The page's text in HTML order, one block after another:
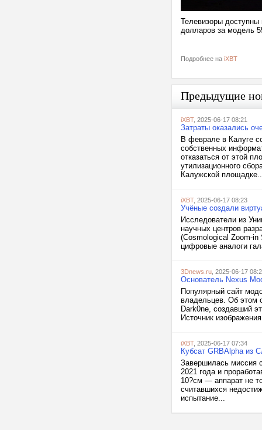
Телевизоры доступны
долларов за модель
Подробнее на iXBT
Предыдущие
iXBT, 2025-06-17 08:21
Затраты оказались
В феврале в Калуге
собственных
отказаться от этой
утилизационного
Калужской
iXBT, 2025-06-17 08:23
Учёные создали
Исследователи из
научных центров
(Cosmological Zoom-in
цифровые аналоги
3Dnews.ru , 2025-06-17
Основатель Nexus
Популярный сайт
владельцев. Об этом
Dark0ne, создавший
Источник
iXBT, 2025-06-17 07:34
Кубсат GRBAlpha из
Завершилась миссия
2021 года и
10?см — аппарат не
считавшихся
испытание...